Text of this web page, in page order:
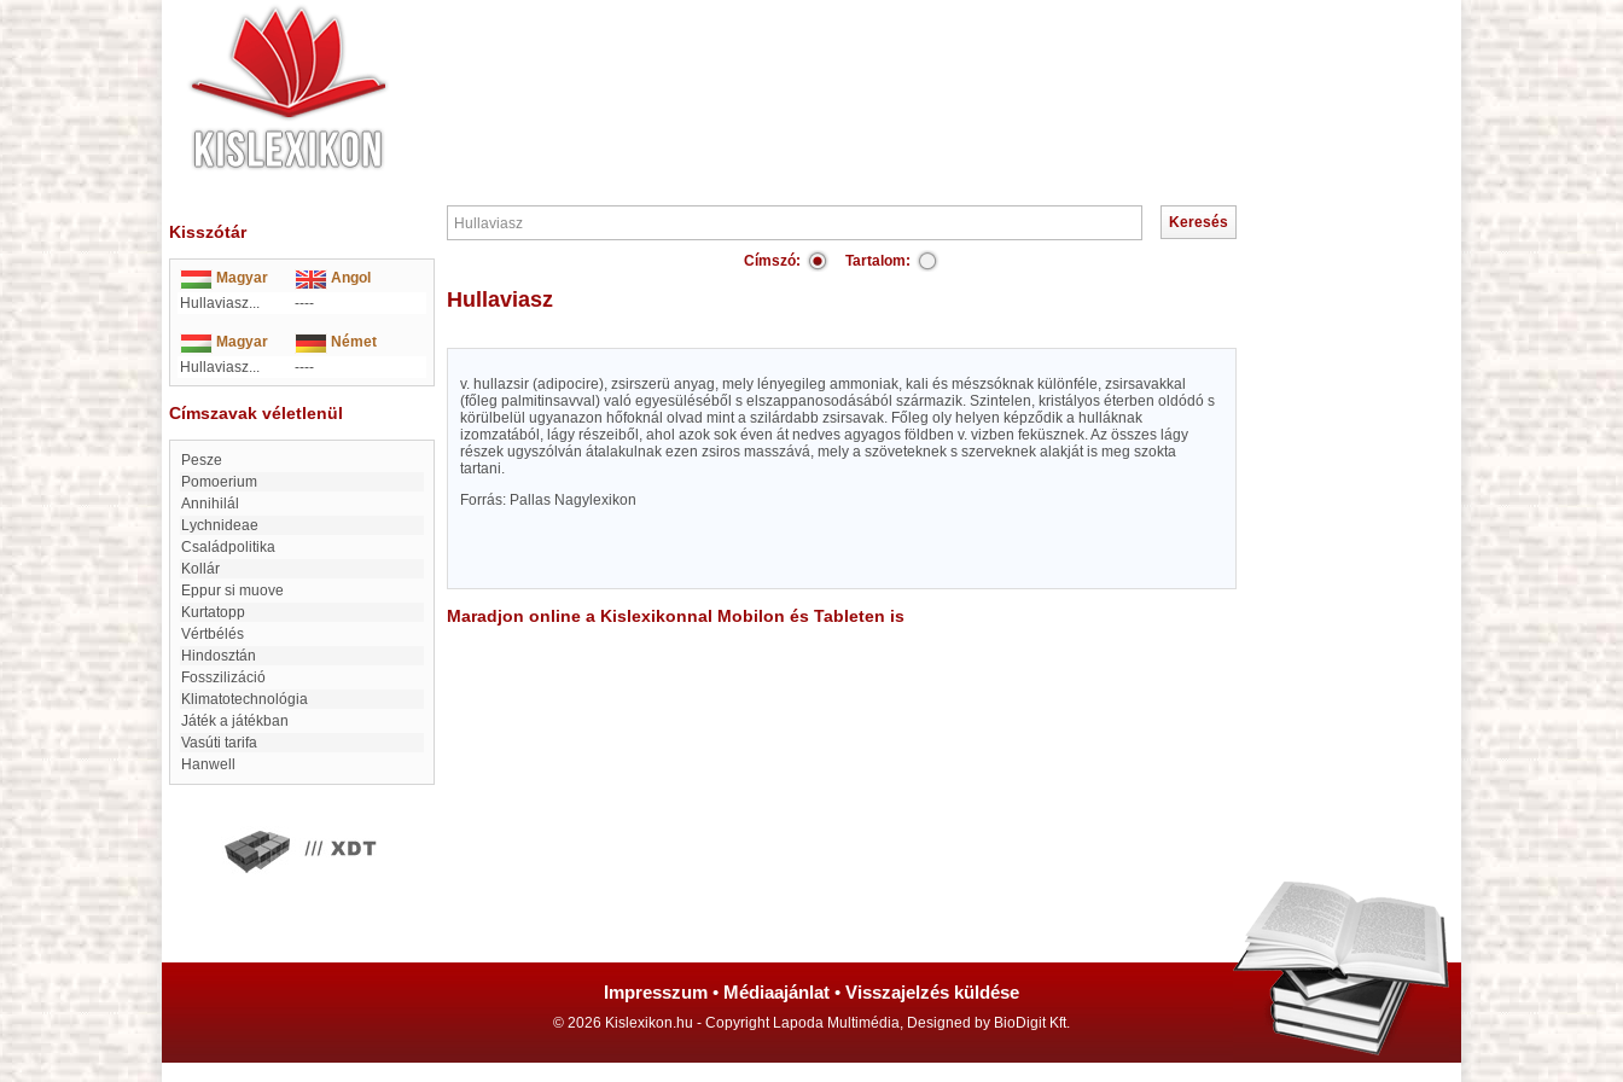
Kisszótár
Magyar
Angol
Hullaviasz...
----
Magyar
Német
Hullaviasz...
----
Címszavak véletlenül
Pesze
Pomoerium
Annihilál
Lychnideae
Családpolitika
Kollár
eppur si muove
Kurtatopp
Vértbélés
Hindosztán
fosszilizáció
klimatotechnológia
játék a játékban
Vasúti tarifa
Hanwell
Címszó: Tartalom:
Hullaviasz
v. hullazsir (adipocire), zsirszerü anyag, mely lényegileg ammoniak, kali és mészsóknak különféle, zsirsavakkal
(főleg palmitinsavval) való egyesüléséből s elszappanosodásából származik. Szintelen, kristályos éterben oldódó s
körülbelül ugyanazon hőfoknál olvad mint a szilárdabb zsirsavak. Főleg oly helyen képződik a hulláknak
izomzatából, lágy részeiből, ahol azok sok éven át nedves agyagos földben v. vizben feküsznek. Az összes lágy
részek ugyszólván átalakulnak ezen zsiros masszává, mely a szöveteknek s szerveknek alakját is meg szokta
tartani.
Forrás: Pallas Nagylexikon
Maradjon online a Kislexikonnal Mobilon és Tableten is
Impresszum • Médiaajánlat • Visszajelzés küldése
© 2026 Kislexikon.hu - Copyright Lapoda Multimédia, Designed by BioDigit Kft.